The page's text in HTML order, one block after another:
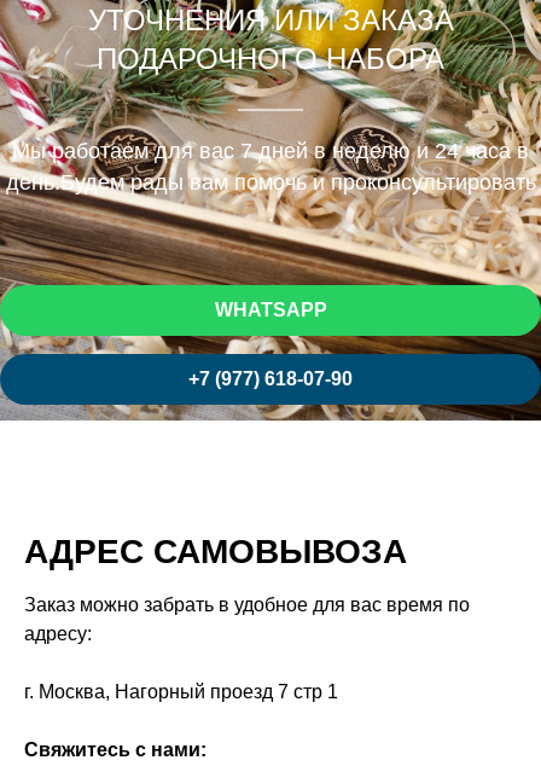
УТОЧНЕНИЯ ИЛИ ЗАКАЗА
ПОДАРОЧНОГО НАБОРА
Мы работаем для вас 7 дней в неделю и 24 часа в
день.Будем рады вам помочь и проконсультировать
.
WHATSAPP
+7 (977) 618-07-90
АДРЕС САМОВЫВОЗА
Заказ можно забрать в удобное для вас время по
адресу:
г. Москва, Нагорный проезд 7 стр 1
Свяжитесь с нами: